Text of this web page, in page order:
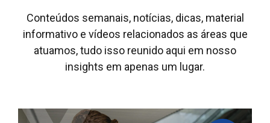
Conteúdos semanais, notícias, dicas, material
informativo e vídeos relacionados as áreas que
atuamos, tudo isso reunido aqui em nosso
insights em apenas um lugar.